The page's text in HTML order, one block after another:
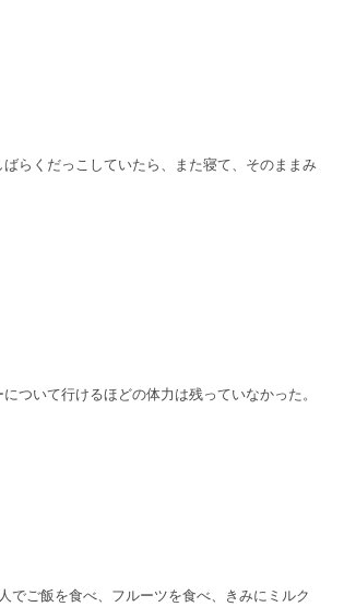
らくだっこしていたら、また寝て、そのままみ
ついて行けるほどの体力は残っていなかった。
でご飯を食べ、フルーツを食べ、きみにミルク